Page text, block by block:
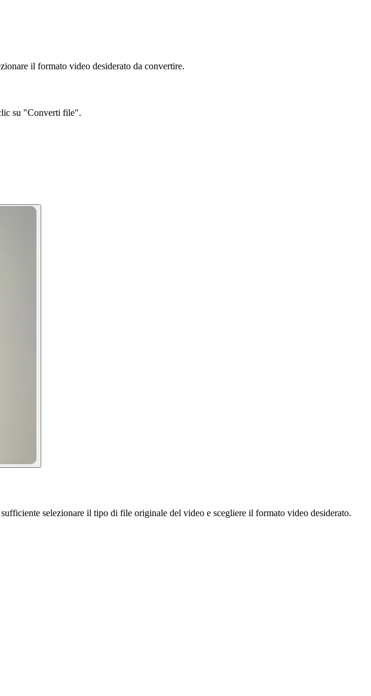
il formato video desiderato da convertire.
su "Converti file".
selezionare il tipo di file originale del video e scegliere il formato video desiderato.